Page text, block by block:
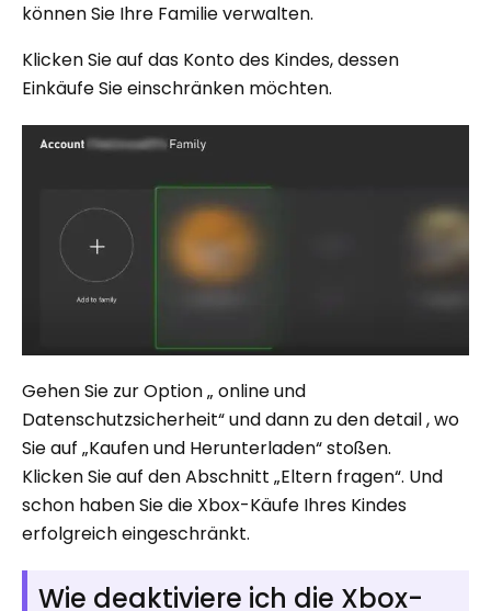
können Sie Ihre Familie verwalten.
Klicken Sie auf das Konto des Kindes, dessen
Einkäufe Sie einschränken möchten.
Gehen Sie zur Option „ online und
Datenschutzsicherheit“ und dann zu den detail , wo
Sie auf „Kaufen und Herunterladen“ stoßen.
Klicken Sie auf den Abschnitt „Eltern fragen“. Und
schon haben Sie die Xbox-Käufe Ihres Kindes
erfolgreich eingeschränkt.
Wie deaktiviere ich die Xbox-